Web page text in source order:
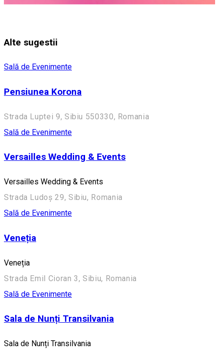
Alte sugestii
Sală de Evenimente
Pensiunea Korona
Strada Luptei 9, Sibiu 550330, Romania
Sală de Evenimente
Versailles Wedding & Events
Versailles Wedding & Events
Strada Ludoș 29, Sibiu, Romania
Sală de Evenimente
Veneția
Veneția
Strada Emil Cioran 3, Sibiu, Romania
Sală de Evenimente
Sala de Nunți Transilvania
Sala de Nunți Transilvania